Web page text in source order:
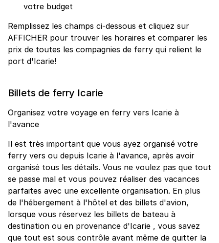
votre budget
Remplissez les champs ci-dessous et cliquez sur
AFFICHER pour trouver les horaires et comparer les
prix de toutes les compagnies de ferry qui relient le
port d'Icarie!
Billets de ferry Icarie
Organisez votre voyage en ferry vers Icarie à
l'avance
Il est très important que vous ayez organisé votre
ferry vers ou depuis Icarie à l'avance, après avoir
organisé tous les détails. Vous ne voulez pas que tout
se passe mal et vous pouvez réaliser des vacances
parfaites avec une excellente organisation. En plus
de l'hébergement à l'hôtel et des billets d'avion,
lorsque vous réservez les billets de bateau à
destination ou en provenance d'Icarie , vous savez
que tout est sous contrôle avant même de quitter la